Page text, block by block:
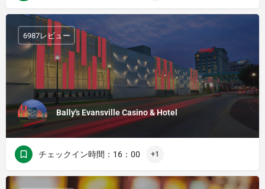
Bally's Evansville Casino & Hotel
6987レビュー
チェックイン時間：16：00 +1